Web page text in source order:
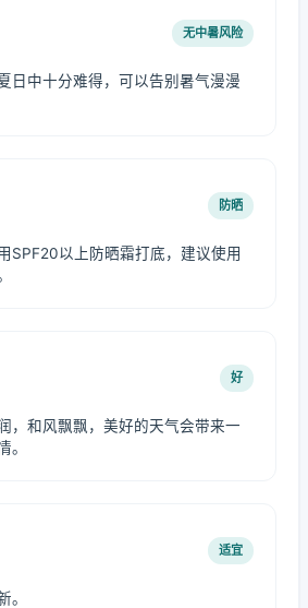
无中暑风险
日中十分难得，可以告别暑气漫漫
防晒
SPF20以上防晒霜打底，建议使用
好
，和风飘飘，美好的天气会带来一
。
适宜
。